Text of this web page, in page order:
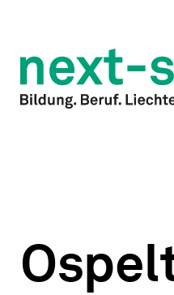
Laufbahn &
Beratung &